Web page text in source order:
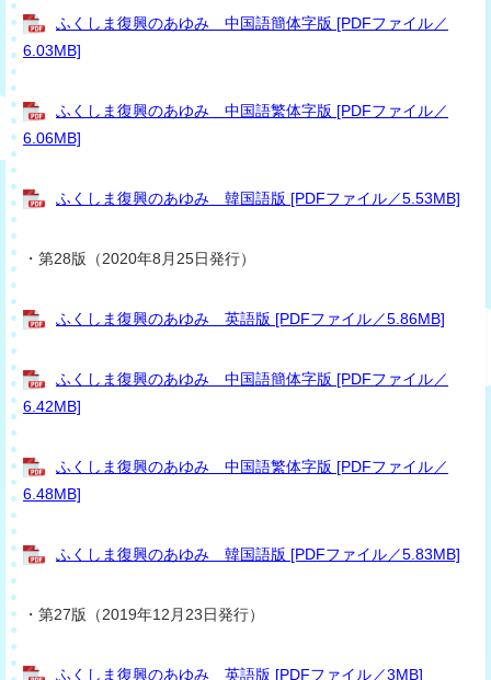
ふくしま復興のあゆみ 中国語簡体字版 [PDFファイル／
6.03MB]
ふくしま復興のあゆみ 中国語繁体字版 [PDFファイル／
6.06MB]
ふくしま復興のあゆみ 韓国語版 [PDFファイル／5.53MB]
・第28版（2020年8月25日発行）
ふくしま復興のあゆみ 英語版 [PDFファイル／5.86MB]
ふくしま復興のあゆみ 中国語簡体字版 [PDFファイル／
6.42MB]
ふくしま復興のあゆみ 中国語繁体字版 [PDFファイル／
6.48MB]
ふくしま復興のあゆみ 韓国語版 [PDFファイル／5.83MB]
・第27版（2019年12月23日発行）
ふくしま復興のあゆみ 英語版 [PDFファイル／3MB]